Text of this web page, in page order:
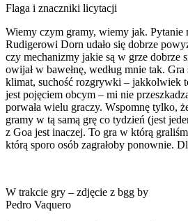
Flaga i znaczniki licytacji
Wiemy czym gramy, wiemy jak. Pytanie
Rudigerowi Dorn udało się dobrze
czy mechanizmy jakie są w grze dobrze
owijał w bawełnę, według mnie tak.
klimat, suchość rozgrywki – jakkolwiek
jest pojęciem obcym – mi nie
porwała wielu graczy. Wspomnę tylko,
gramy w tą samą grę co tydzień (jest
z Goa jest inaczej. To gra w którą
którą sporo osób zagrałoby ponownie.
W trakcie gry – zdjęcie z bgg by
Pedro Vaquero